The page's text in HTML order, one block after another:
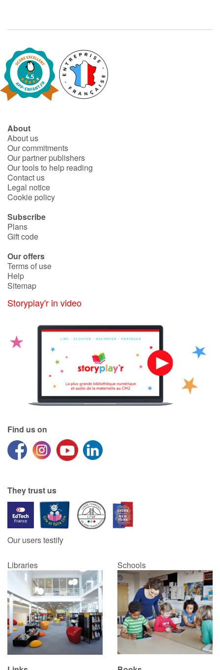
About
About us
Our commitments
Our partner publishers
Our tools to help reading
Contact us
Legal notice
Cookie policy
Subscribe
Plans
Gift code
Our offers
Terms of use
Help
Sitemap
Storyplay'r in video
Find us on
They trust us
Our users testify
Libraries Schools